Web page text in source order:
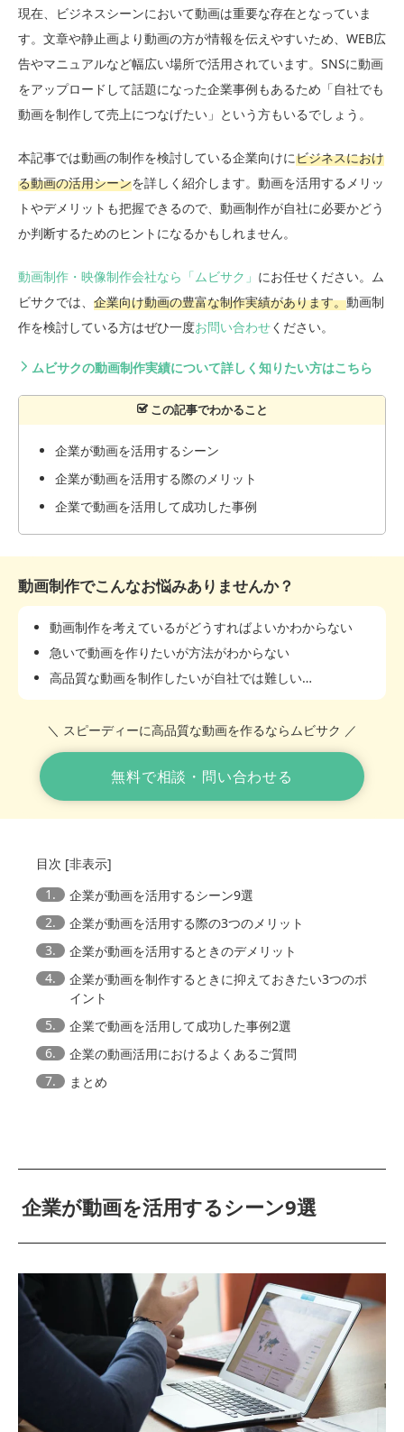
現在、ビジネスシーンにおいて動画は重要な存在となっていま
す。文章や静止画より動画の方が情報を伝えやすいため、WEB広
告やマニュアルなど幅広い場所で活用されています。SNSに動画
をアップロードして話題になった企業事例もあるため「自社でも
動画を制作して売上につなげたい」という方もいるでしょう。
本記事では動画の制作を検討している企業向けにビジネスにおけ
る動画の活用シーンを詳しく紹介します。動画を活用するメリッ
トやデメリットも把握できるので、動画制作が自社に必要かどう
か判断するためのヒントになるかもしれません。
動画制作・映像制作会社なら「ムビサク」 にお任せください。ム
ビサクでは、 企業向け動画の豊富な制作実績があります。動画制
作を検討している方はぜひ一度お問い合わせください。
ムビサクの動画制作実績について詳しく知りたい方はこちら
企業が動画を活用するシーン
企業が動画を活用する際のメリット
企業で動画を活用して成功した事例
動画制作でこんなお悩みありませんか？
動画制作を考えているがどうすればよいかわからない
急いで動画を作りたいが方法がわからない
高品質な動画を制作したいが自社では難しい…
＼ スピーディーに高品質な動画を作るならムビサク ／
無料で相談・問い合わせる
目次 [非表示]
1.
企業が動画を活用するシーン9選
2.
企業が動画を活用する際の3つのメリット
3.
企業が動画を活用するときのデメリット
4.
企業が動画を制作するときに抑えておきたい3つのポ
イント
5.
企業で動画を活用して成功した事例2選
6.
企業の動画活用におけるよくあるご質問
7.
まとめ
企業が動画を活用するシーン9選